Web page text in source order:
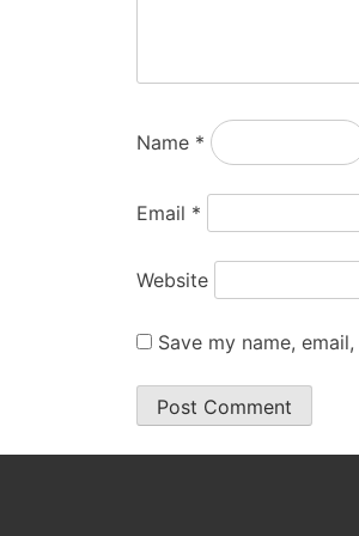
Name *
Email *
Website
Save my name,